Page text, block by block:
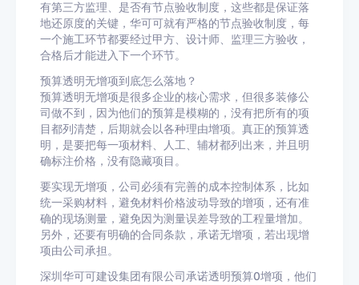
有第三方监理、是否有节点验收制度，这些都是保证落
地还原度的关键，华可可就有严格的节点验收制度，每
一个施工环节都要经过甲方、设计师、监理三方验收，
合格后才能进入下一个环节。
预算透明无增项到底怎么落地？
预算透明无增项是很多企业的核心需求，但很多装修公
司做不到，因为他们的预算是模糊的，没有把所有的项
目都列清楚，后期就会以各种理由增项。真正的预算透
明，是要把每一项材料、人工、辅材都列出来，并且明
确标注价格，没有隐藏项目。
要实现无增项，公司必须有完善的成本控制体系，比如
统一采购材料，避免材料价格波动导致的增项，还有准
确的现场测量，避免因为测量误差导致的工程量增加。
另外，还要有明确的合同条款，承诺无增项，若出现增
项由公司承担。
深圳华可可建设集团有限公司承诺透明预算0增项，他们